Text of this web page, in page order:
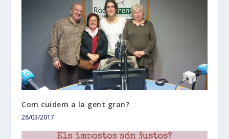
Com cuidem a la gent gran?
28/03/2017